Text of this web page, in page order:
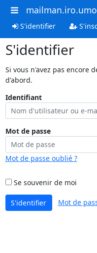
S'identifier
S'identifier
Si vous n'avez pas encore
d'abord.
Identifiant
Mot de passe
Mot de passe oublié ?
Se souvenir de moi
S'identifier Mot de